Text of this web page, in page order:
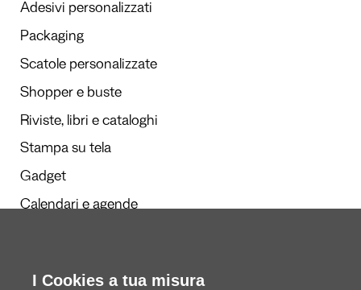
Adesivi personalizzati
Packaging
Scatole personalizzate
Shopper e buste
Riviste, libri e cataloghi
Stampa su tela
Gadget
Calendari e agende
Redazione
I Cookies a tua misura